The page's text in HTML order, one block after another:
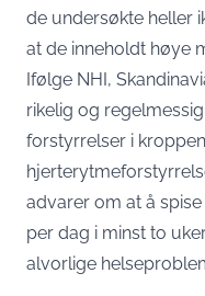
de undersøkte heller
at de inneholdt høye
Ifølge NHI,
rikelig og
forstyrrelser i
advarer om at å
per dag i minst to
alvorlige